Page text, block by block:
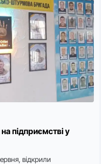
підприємстві у
відкрили